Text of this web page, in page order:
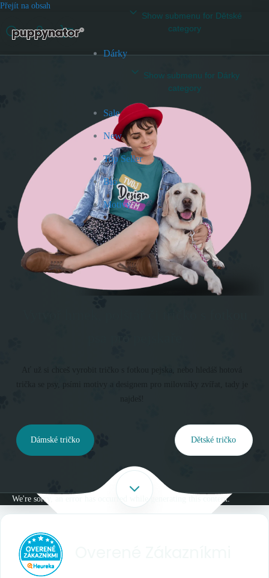
Přejít na obsah
Show submenu for Dětské
category
Dárky
Show submenu for Dárky
category
Sale
New
Top Seller
Bio
Motivy
Dámské tričko Dětské tričko
We're sorry, an error has occurred while generating this content.